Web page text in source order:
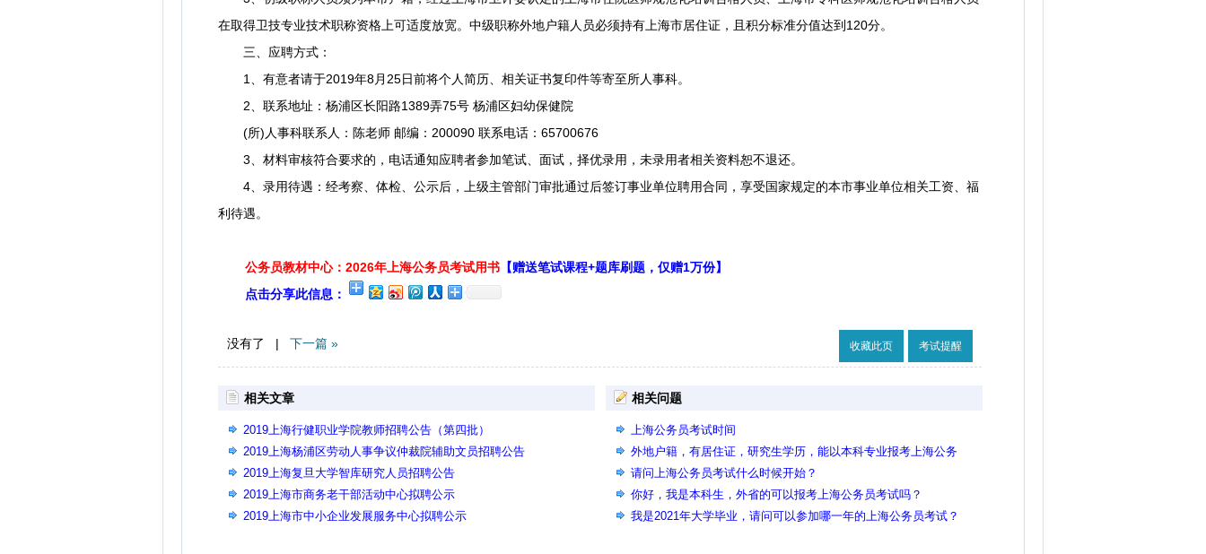
在取得卫技专业技术职称资格上可适度放宽。中级职称外地户籍人员必须持有上海市居住证，且积分标准分值达到120分。
三、应聘方式：
1、有意者请于2019年8月25日前将个人简历、相关证书复印件等寄至所人事科。
2、联系地址：杨浦区长阳路1389弄75号 杨浦区妇幼保健院
(所)人事科联系人：陈老师 邮编：200090 联系电话：65700676
3、材料审核符合要求的，电话通知应聘者参加笔试、面试，择优录用，未录用者相关资料恕不退还。
4、录用待遇：经考察、体检、公示后，上级主管部门审批通过后签订事业单位聘用合同，享受国家规定的本市事业单位相关工资、福
利待遇。
公务员教材中心：2026年上海公务员考试用书 【赠送笔试课程+题库刷题，仅赠1万份】
点击分享此信息：
没有了 | 下一篇 » 收藏此页 考试提醒
相关文章
2019上海行健职业学院教师招聘公告（第四批）
2019上海杨浦区劳动人事争议仲裁院辅助文员招聘公告
2019上海复旦大学智库研究人员招聘公告
2019上海市商务老干部活动中心拟聘公示
2019上海市中小企业发展服务中心拟聘公示
相关问题
上海公务员考试时间
外地户籍，有居住证，研究生学历，能以本科专业报考上海公务
员吗
请问上海公务员考试什么时候开始？
你好，我是本科生，外省的可以报考上海公务员考试吗？
我是2021年大学毕业，请问可以参加哪一年的上海公务员考试？